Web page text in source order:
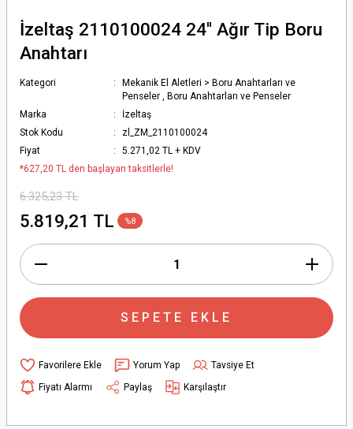
İzeltaş 2110100024 24'' Ağır Tip Boru
Anahtarı
Kategori
Mekanik El Aletleri > Boru Anahtarları ve
Penseler , Boru Anahtarları ve Penseler
Marka
İzeltaş
Stok Kodu
zl_ZM_2110100024
Fiyat
5.271,02 TL + KDV
*627,20 TL den başlayan taksitlerle!
6.325,23 TL
5.819,21 TL %8
SEPETE EKLE
Yorum Yap
Tavsiye Et
Fiyatı Alarmı
Paylaş Karşılaştır